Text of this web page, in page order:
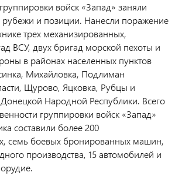
войск «Запад» заняли
и позиции. Нанесли поражение
трех механизированных,
ВСУ, двух бригад морской пехоты и
в районах населенных пунктов
Михайловка, Подлиман
Щурово, Яцковка, Рубцы и
Народной Республики. Всего
группировки войск «Запад»
составили более 200
семь боевых бронированных машин,
производства, 15 автомобилей и